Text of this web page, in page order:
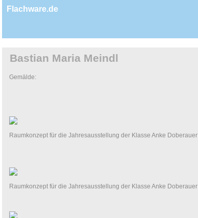
Flachware.de
Bastian Maria Meindl
Gemälde:
Raumkonzept für die Jahresausstellung der Klasse Anke Doberauer
Raumkonzept für die Jahresausstellung der Klasse Anke Doberauer